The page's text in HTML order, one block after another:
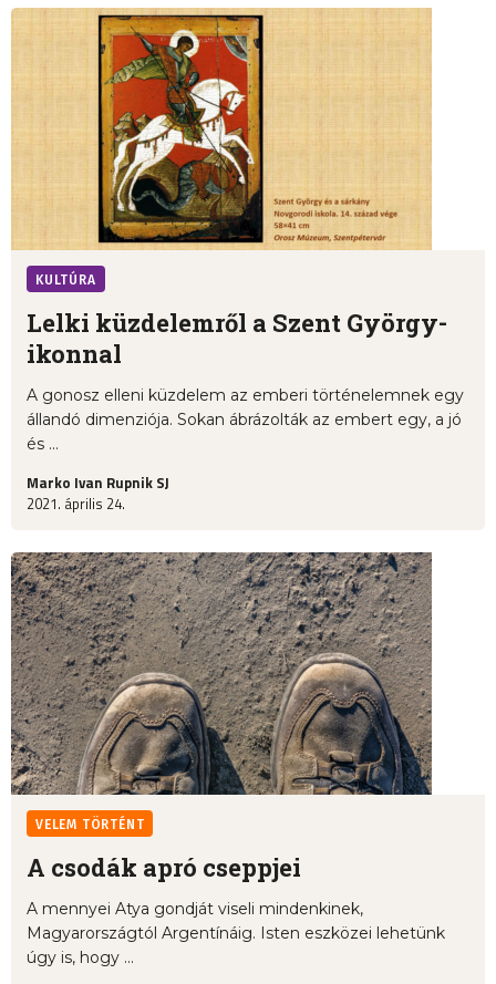
KULTÚRA
Lelki küzdelemről a Szent György-
ikonnal
A gonosz elleni küzdelem az emberi történelemnek egy
állandó dimenziója. Sokan ábrázolták az embert egy, a jó
és ...
Marko Ivan Rupnik SJ
2021. április 24.
VELEM TÖRTÉNT
A csodák apró cseppjei
A mennyei Atya gondját viseli mindenkinek,
Magyarországtól Argentínáig. Isten eszközei lehetünk
úgy is, hogy ...